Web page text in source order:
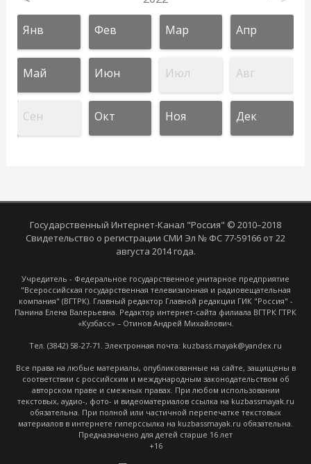
Янв Фев Мар Апр
Май Июн Июл Авг
Сен Окт Ноя Дек
Государственный Интернет-Канал "Россия" © 2010–2018
Свидетельство о регистрации СМИ Эл № ФС 77-59166 от 22
августа 2014 года.
Учредитель - Федеральное государственное унитарное предприятие
"Всероссийская государственная телевизионная и радиовещательная
компания" (ВГТРК). Главный редактор Главной редакции ГИК "Россия" -
Панина Елена Валерьевна. Редактор интернет-сайта филиала ВГТРК ГТРК
«Кузбасс» – Отинов Андрей Михайлович.
Тел. (3842) 58-27-71. Электронная почта: kuzbass.mayak@yandex.ru
Все права на любые материалы, опубликованные на сайте, защищены в
соответствии с российским и международным законодательством об
авторском праве и смежных правах. При любом использовании
текстовых, аудио-, фото- и видеоматериалов ссылка на kuzbassmayak.ru
обязательна. При полной или частичной перепечатке текстовых
материалов в интернете гиперссылка на kuzbassmayak.ru обязательна.
Предназначено для детей старше 16 лет
+16